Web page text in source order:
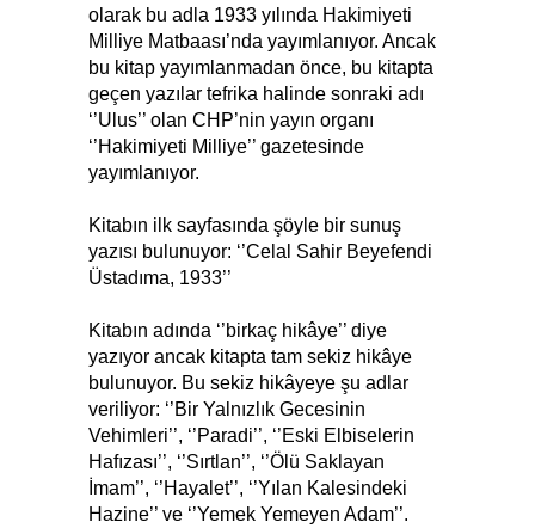
olarak bu adla 1933 yılında Hakimiyeti
Milliye Matbaası’nda yayımlanıyor. Ancak
bu kitap yayımlanmadan önce, bu kitapta
geçen yazılar tefrika halinde sonraki adı
‘’Ulus’’ olan CHP’nin yayın organı
‘’Hakimiyeti Milliye’’ gazetesinde
yayımlanıyor.
Kitabın ilk sayfasında şöyle bir sunuş
yazısı bulunuyor: ‘’Celal Sahir Beyefendi
Üstadıma, 1933’’
Kitabın adında ‘’birkaç hikâye’’ diye
yazıyor ancak kitapta tam sekiz hikâye
bulunuyor. Bu sekiz hikâyeye şu adlar
veriliyor: ‘’Bir Yalnızlık Gecesinin
Vehimleri’’, ‘’Paradi’’, ‘’Eski Elbiselerin
Hafızası’’, ‘’Sırtlan’’, ‘’Ölü Saklayan
İmam’’, ‘’Hayalet’’, ‘’Yılan Kalesindeki
Hazine’’ ve ‘’Yemek Yemeyen Adam’’.